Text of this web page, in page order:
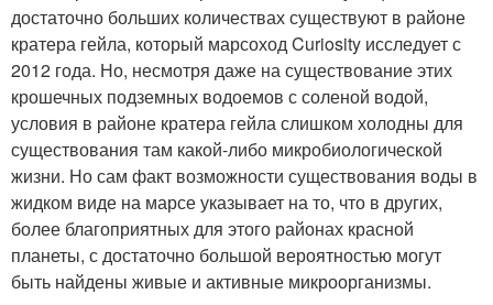
достаточно больших количествах существуют в районе
кратера гейла, который марсоход Curiosity исследует с
2012 года. Но, несмотря даже на существование этих
крошечных подземных водоемов с соленой водой,
условия в районе кратера гейла слишком холодны для
существования там какой-либо микробиологической
жизни. Но сам факт возможности существования воды в
жидком виде на марсе указывает на то, что в других,
более благоприятных для этого районах красной
планеты, с достаточно большой вероятностью могут
быть найдены живые и активные микроорганизмы.